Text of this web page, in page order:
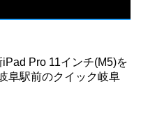
iPad Pro 11インチ(M5)を
阜駅前のクイック岐阜